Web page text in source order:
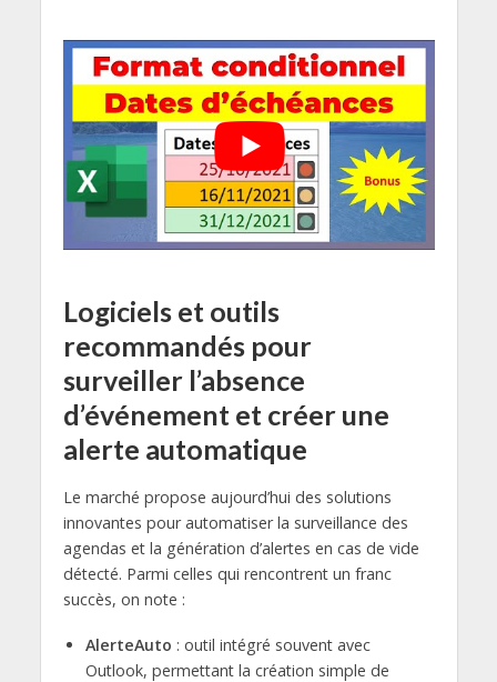
Logiciels et outils
recommandés pour
surveiller l’absence
d’événement et créer une
alerte automatique
Le marché propose aujourd’hui des solutions
innovantes pour automatiser la surveillance des
agendas et la génération d’alertes en cas de vide
détecté. Parmi celles qui rencontrent un franc
succès, on note :
AlerteAuto : outil intégré souvent avec
Outlook, permettant la création simple de